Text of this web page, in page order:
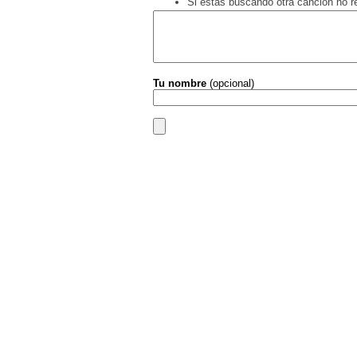
Tu nombre (opcional)